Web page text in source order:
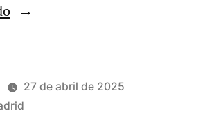
«camiseta
202527 de abril de 2025